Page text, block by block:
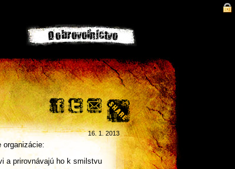
16. 1. 2013
organizácie:
a prirovnávajú ho k smilstvu